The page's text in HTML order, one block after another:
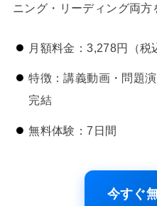
ニング・リーディング両方
月額料金：3,278円（税
特徴：講義動画・問題
完結
無料体験：7日間
今すぐ